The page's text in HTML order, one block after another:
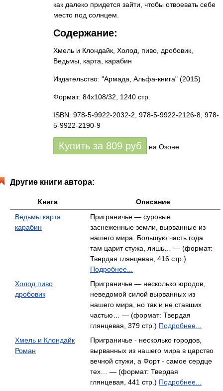
как далеко придется зайти, чтобы отвоевать себе
место под солнцем.
Содержание:
Хмель и Клондайк, Холод, пиво, дробовик,
Ведьмы, карта, карабин
Издательство: "Армада, Альфа-книга" (2015)
Формат: 84x108/32, 1240 стр.
ISBN: 978-5-9922-2032-2, 978-5-9922-2126-8, 978-
5-9922-2190-9
Купить за 809 руб на Озоне
Другие книги автора:
Книга
Описание
Ведьмы карта
карабин
Приграничье — суровые
заснеженные земли, вырванные из
нашего мира. Большую часть года
там царит стужа, лишь… — (формат:
Твердая глянцевая, 416 стр.)
Подробнее...
Холод пиво
дробовик
Приграничье — несколько юродов,
неведомой силой вырванных из
нашего мира, но так и не ставших
частью… — (формат: Твердая
глянцевая, 379 стр.) Подробнее...
Хмель и Клондайк
Роман
Приграничье - несколько городов,
вырванных из нашего мира в царство
вечной стужи, а Форт - самое сердце
тех… — (формат: Твердая
глянцевая, 441 стр.) Подробнее...